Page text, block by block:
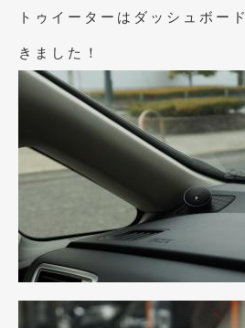
2019年12月(8)
2019年11月(12)
2019年10月(7)
2019年9月 (12)
2019年8月(10)
2019年7月(17)
2019年6月(16)
2019年5月(21)
トゥイーターはダッシュボー
きました！